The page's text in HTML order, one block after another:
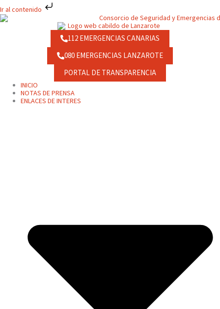
Ir al contenido
al
contenido
112 EMERGENCIAS CANARIAS
080 EMERGENCIAS LANZAROTE
PORTAL DE TRANSPARENCIA
INICIO
NOTAS DE PRENSA
ENLACES DE INTERES